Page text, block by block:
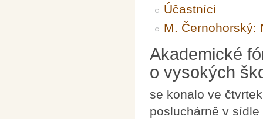
Účastníci
M. Černohorský:
Akademické
o vysokých
se konalo ve
posluchárně v